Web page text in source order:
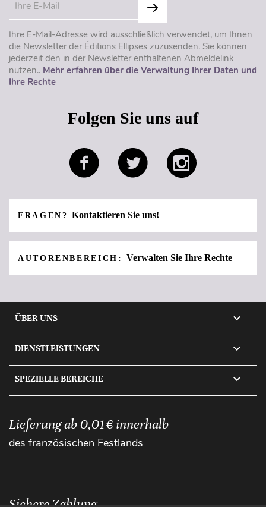
Ihre E-Mail-Adresse wird ausschließlich verwendet, um Ihnen
die Newsletter der Éditions Ellipses zuzusenden. Sie können
jederzeit den in der Newsletter enthaltenen Abmeldelink
nutzen.. Mehr erfahren über die Verwaltung Ihrer Daten und
Ihre Rechte
Folgen Sie uns auf
FRAGEN?Kontaktieren Sie uns!
AUTORENBEREICH: Verwalten Sie Ihre Rechte
ÜBER UNS 
DIENSTLEISTUNGEN 
SPEZIELLE BEREICHE 
Lieferung ab 0,01 € innerhalb
des französischen Festlands
Sichere Zahlung